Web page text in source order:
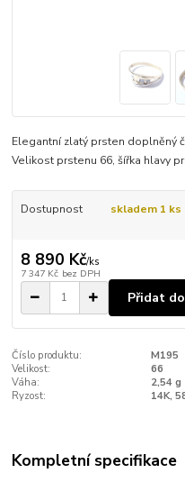
Elegantní zlatý prsten doplněný
Velikost prstenu 66, šířka hlavy
Dostupnost skladem 1 ks
8 890 Kč/ks
7 347 Kč bez DPH
Přidat
Číslo produktu:
M195
Velikost:
66
Váha:
2,54 g
Ryzost:
14K,
Kompletní specifikace